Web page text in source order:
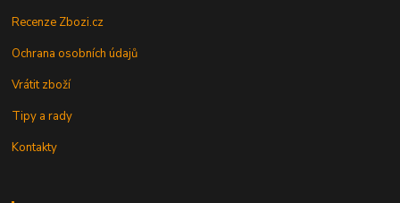
Recenze Zbozi.cz
Ochrana osobních údajů
Vrátit zboží
Tipy a rady
Kontakty